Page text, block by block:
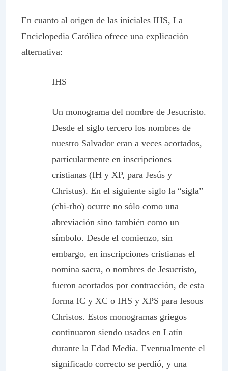
En cuanto al origen de las iniciales IHS, La
Enciclopedia Católica ofrece una explicación
alternativa:
IHS
Un monograma del nombre de Jesucristo.
Desde el siglo tercero los nombres de
nuestro Salvador eran a veces acortados,
particularmente en inscripciones
cristianas (IH y XP, para Jesús y
Christus). En el siguiente siglo la “sigla”
(chi-rho) ocurre no sólo como una
abreviación sino también como un
símbolo. Desde el comienzo, sin
embargo, en inscripciones cristianas el
nomina sacra, o nombres de Jesucristo,
fueron acortados por contracción, de esta
forma IC y XC o IHS y XPS para Iesous
Christos. Estos monogramas griegos
continuaron siendo usados en Latín
durante la Edad Media. Eventualmente el
significado correcto se perdió, y una